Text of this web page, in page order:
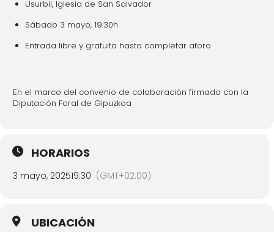
Usurbil, Iglesia de San Salvador
Sábado 3 mayo, 19:30h
Entrada libre y gratuita hasta completar aforo
En el marco del convenio de colaboración firmado con la
Diputación Foral de Gipuzkoa
HORARIOS
3 mayo, 202519:30 (GMT+02:00)
UBICACIÓN